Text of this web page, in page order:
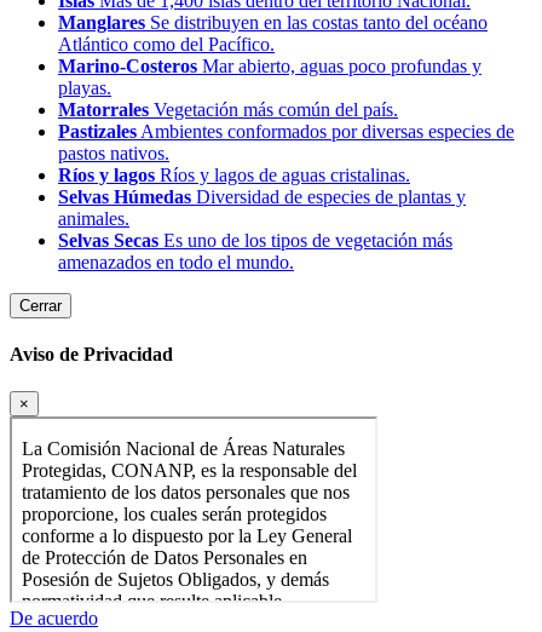
Manglares Se distribuyen en las costas tanto del océano
Atlántico como del Pacífico.
Marino-Costeros Mar abierto, aguas poco profundas y
playas.
Matorrales Vegetación más común del país.
Pastizales Ambientes conformados por diversas especies de
pastos nativos.
Ríos y lagos Ríos y lagos de aguas cristalinas.
Selvas Húmedas Diversidad de especies de plantas y
animales.
Selvas Secas Es uno de los tipos de vegetación más
amenazados en todo el mundo.
Cerrar
Aviso de Privacidad
×
De acuerdo